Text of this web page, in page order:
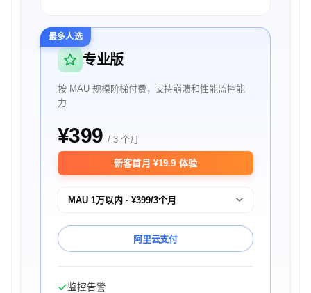
最多人选
专业版
按 MAU 规模阶梯付费，支持崩溃和性能监控能
力
¥399 / 3 个月
新客首月 ¥19.9 体验
阿里云支付
监控告警